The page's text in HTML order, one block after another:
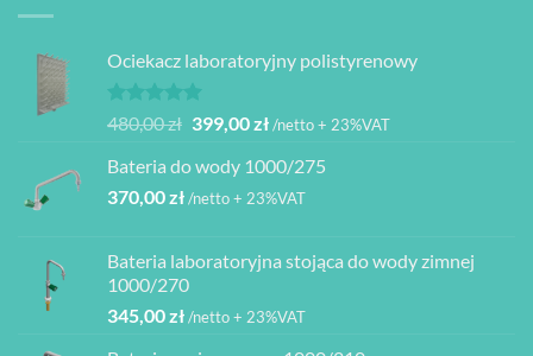
Ociekacz laboratoryjny polistyrenowy
Oceniono
na 5
480,00zł Pierwotna
wynosiła:
480,00 zł.
399,00złAktualna
wynosi:
399,00 zł.
/netto + 23%VAT
Bateria do wody 1000/275
370,00zł/netto + 23%VAT
Bateria laboratoryjna stojąca do wody zimnej
1000/270
345,00zł/netto + 23%VAT